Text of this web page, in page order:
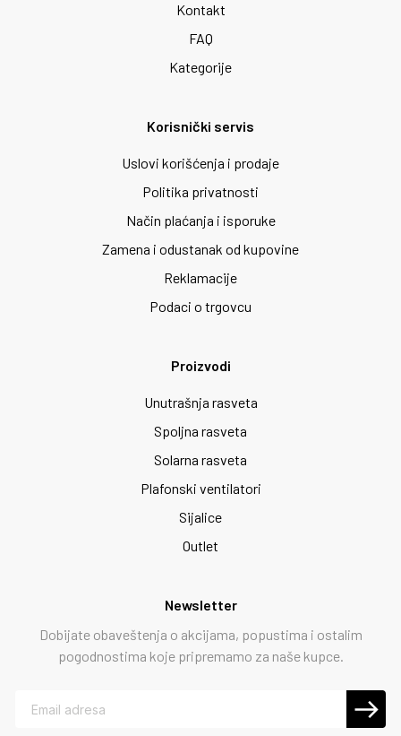
Kontakt
FAQ
Kategorije
Korisnički servis
Uslovi korišćenja i prodaje
Politika privatnosti
Način plaćanja i isporuke
Zamena i odustanak od kupovine
Reklamacije
Podaci o trgovcu
Proizvodi
Unutrašnja rasveta
Spoljna rasveta
Solarna rasveta
Plafonski ventilatori
Sijalice
Outlet
Newsletter
Dobijate obaveštenja o akcijama, popustima i ostalim
pogodnostima koje pripremamo za naše kupce.